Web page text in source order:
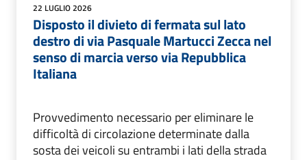
22 LUGLIO 2026
Disposto il divieto di fermata sul lato
destro di via Pasquale Martucci Zecca nel
senso di marcia verso via Repubblica
Italiana
Provvedimento necessario per eliminare le
difficoltà di circolazione determinate dalla
sosta dei veicoli su entrambi i lati della strada